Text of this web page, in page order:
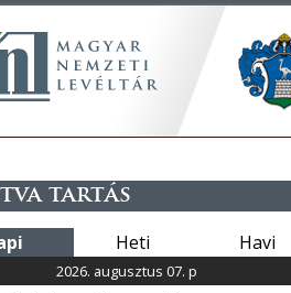
tartás
Heti Havi
2026. augusztus 07. p